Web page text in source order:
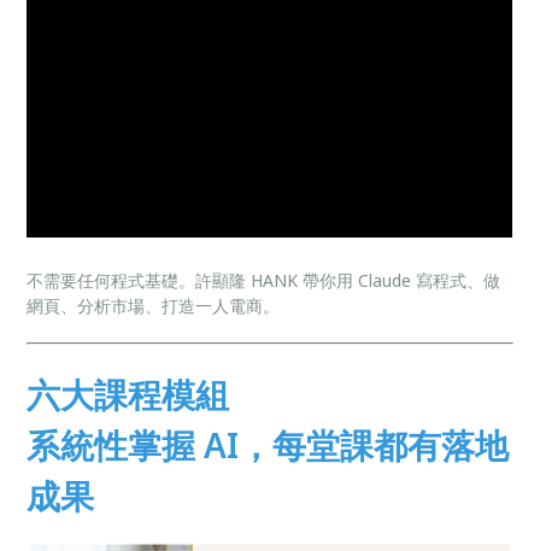
不需要任何程式基礎。許顯隆 HANK 帶你用 Claude 寫程式、做
網頁、分析市場、打造一人電商。
六大課程模組
系統性掌握 AI，每堂課都有落地
成果